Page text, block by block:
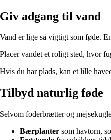
Giv adgang til vand
Vand er lige så vigtigt som føde.
Placer vandet et roligt sted, hvor
Hvis du har plads, kan et lille
Tilbyd naturlig føde
Selvom foderbrætter og
Bærplanter som havtorn,